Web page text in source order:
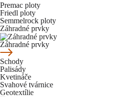
Premac ploty
Friedl ploty
Semmelrock ploty
Záhradné prvky
Záhradné prvky
Schody
Palisády
Kvetináče
Svahové tvárnice
Geotextílie